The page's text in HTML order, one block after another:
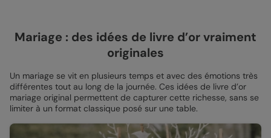
Mariage : des idées de livre d’or vraiment
originales
Un mariage se vit en plusieurs temps et avec des émotions très
différentes tout au long de la journée. Ces idées de livre d’or
mariage original permettent de capturer cette richesse, sans se
limiter à un format classique posé sur une table.